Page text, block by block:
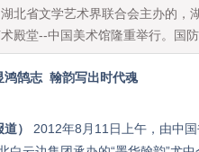
北省文学艺术界联合会主办的，
殿堂--中国美术馆隆重举行。国
鸿鹄志 翰韵写出时代魂
）
2012年8月11日上午，由中